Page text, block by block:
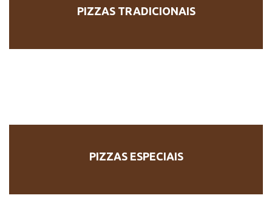
PIZZAS TRADICIONAIS
PIZZAS ESPECIAIS